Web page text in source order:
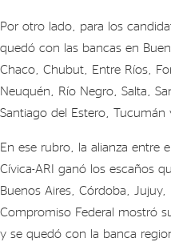
Por otro lado, para los
quedó con las bancas en
Chaco, Chubut, Entre Ríos,
Neuquén, Río Negro, Salta,
Santiago del Estero, Tucumán
En ese rubro, la alianza entre
Cívica-ARI ganó los escaños
Buenos Aires, Córdoba,
Compromiso Federal mostró
y se quedó con la banca